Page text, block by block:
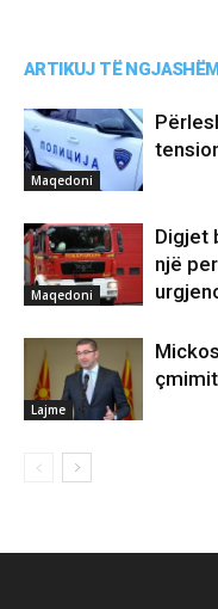
ARTIKUJ TË NGJASHËM
Maqedoni
Maqedoni
Digjet
një
Lajme